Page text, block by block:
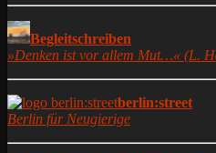
Begleitschreiben
»Denken ist vor allem Mut…« (L.
berlin:street
Berlin für Neugierige